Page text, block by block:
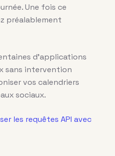
Une fois ce
préalablement
d’applications
sans intervention
vos calendriers
sociaux.
les requêtes API avec